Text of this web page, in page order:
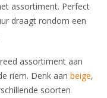
assortiment. Perfect
draagt rondom een
assortiment aan
riem. Denk aan beige,
soorten